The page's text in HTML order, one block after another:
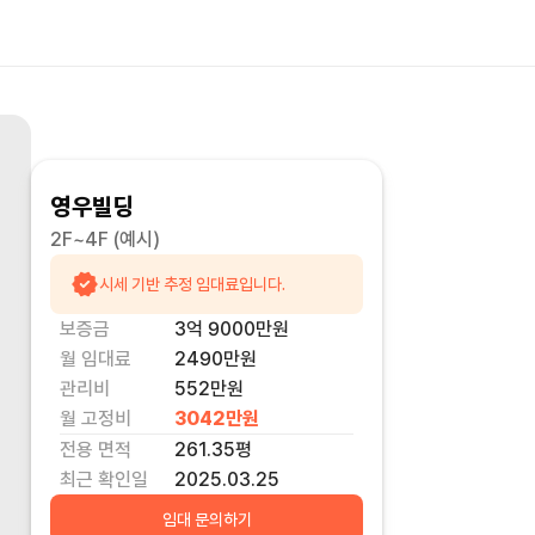
영우빌딩
2F~4F (예시)
시세 기반 추정 임대료입니다.
보증금 3억 9000만원
월 임대료
2490만원
관리비
552만원
월 고정비
3042만원
전용 면적
261.35평
최근 확인일
2025.03.25
임대 문의하기